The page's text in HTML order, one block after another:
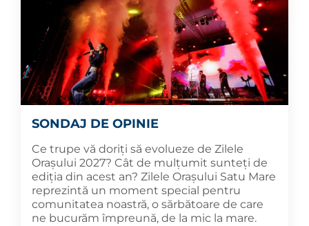
SONDAJ DE OPINIE
Ce trupe vă doriți să evolueze de Zilele
Orașului 2027? Cât de mulțumit sunteți de
ediția din acest an? Zilele Orașului Satu Mare
reprezintă un moment special pentru
comunitatea noastră, o sărbătoare de care
ne bucurăm împreună, de la mic la mare.